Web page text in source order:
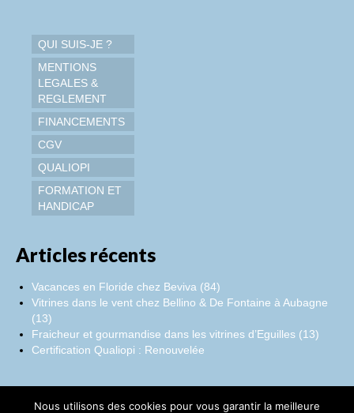
QUI SUIS-JE ?
MENTIONS
LEGALES &
REGLEMENT
FINANCEMENTS
CGV
QUALIOPI
FORMATION ET
HANDICAP
Articles récents
Vacances en Floride chez Beviva (84)
Vitrines dans le vent chez Bellino & De Fontaine à Aubagne
(13)
Fraicheur et gourmandise dans les vitrines d’Eguilles (13)
Certification Qualiopi : Renouvelée
Nous utilisons des cookies pour vous garantir la meilleure